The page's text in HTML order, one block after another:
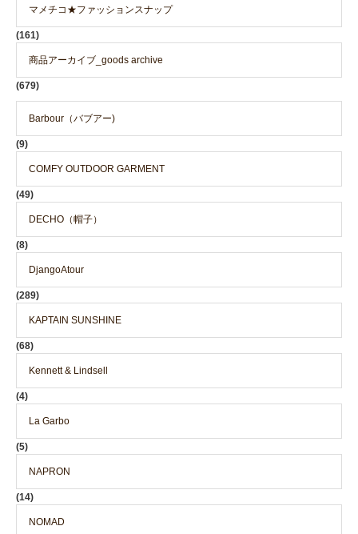
マメチコ★ファッションスナップ
(161)
商品アーカイブ_goods archive
(679)
Barbour（バブアー)
(9)
COMFY OUTDOOR GARMENT
(49)
DECHO（帽子）
(8)
DjangoAtour
(289)
KAPTAIN SUNSHINE
(68)
Kennett & Lindsell
(4)
La Garbo
(5)
NAPRON
(14)
NOMAD